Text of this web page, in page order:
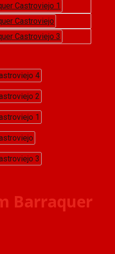
Barraquer